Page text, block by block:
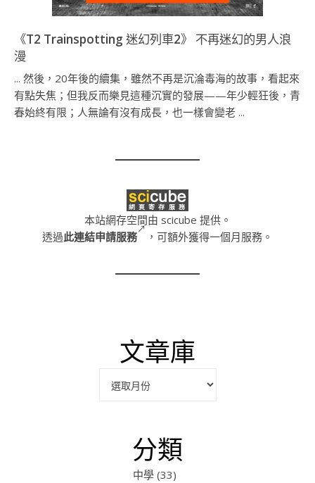
《T2 Trainspotting 迷幻列車2》 不再迷幻的男人浪
漫
... 然後，20年後的續集，雖然不再是沉淪毒海的故事，看起來
有點失焦；但我反而樂見這種沉實的發展——年少輕狂後，青
春始終有限；人無論有沒有成長，也一樣會變老 ...
本站網存空間由 scicube 提供。
透過此連結申請服務 ，可額外獲得一個月服務。
文章庫
分類
中學(33)